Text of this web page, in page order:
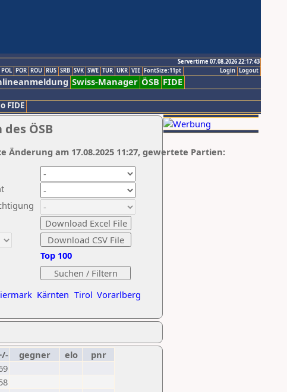
Servertime 07.08.2026 22:17:43
Logout
Login
POL POR ROU RUS SRB SVK SWE TUR UKR VIE FontSize:11pt
Swiss-Manager ÖSB FIDE
FIDE
ÖSB
Kärnten Tirol Vorarlberg
Top 100
Änderung am 17.08.2025 11:27, gewertete Partien:
gegner elo
pnr